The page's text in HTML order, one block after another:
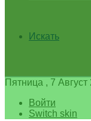
Искать
Пятница , 7 Август
Войти
Switch skin